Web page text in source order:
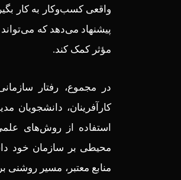
واقعی کسب‌وکار به کار
پیشنهاد می‌دهد که
مؤثر کمک کند.
در مجموع، رفتار
کارآفرینان، دانشجویان
استفاده از روش‌های
محیطی بر سازمان خود
منابع معتبر، مسیر روشنی